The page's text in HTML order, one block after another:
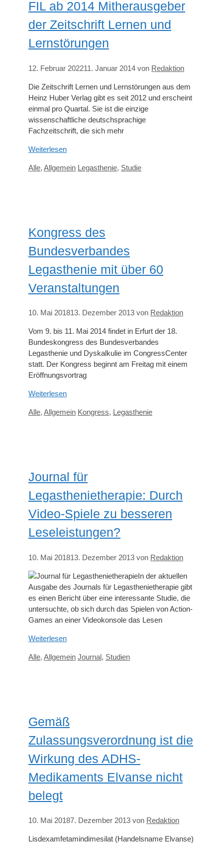
FIL ab 2014 Mitherausgeber
der Zeitschrift Lernen und
Lernstörungen
12. Februar 202211. Januar 2014 von Redaktion
Die Zeitschrift Lernen und Lernstörungen aus dem
Heinz Huber Verlag gibt es seit 2012 und erscheint
einmal pro Quartal. Sie ist die einzige
wissenschaftliche deutschsprachige
Fachzeitschrift, die sich mehr
Weiterlesen
Kategorien
Alle, Allgemein Schlagwörter
Legasthenie, Studie
Kongress des
Bundesverbandes
Legasthenie mit über 60
Veranstaltungen
10. Mai 201813. Dezember 2013 von Redaktion
Vom 9. bis 11. Mai 2014 findet in Erfurt der 18.
Bundeskongress des Bundesverbandes
Legasthenie und Dyskalkulie im CongressCenter
statt. Der Kongress beginnt am Freitag mit einem
Eröffnungsvortrag
Weiterlesen
Kategorien
Alle, Allgemein Schlagwörter
Kongress, Legasthenie
Journal für
Legasthenietherapie: Durch
Video-Spiele zu besseren
Leseleistungen?
10. Mai 201813. Dezember 2013 von Redaktion
In der aktuellen
Ausgabe des Journals für Legasthenietherapie gibt
es einen Bericht über eine interessante Studie, die
untersuchte, ob sich durch das Spielen von Action-
Games an einer Videokonsole das Lesen
Weiterlesen
Kategorien
Alle, Allgemein Schlagwörter
Journal, Studien
Gemäß
Zulassungsverordnung ist die
Wirkung des ADHS-
Medikaments Elvanse nicht
belegt
10. Mai 20187. Dezember 2013 von Redaktion
Lisdexamfetamindimesilat (Handelsname Elvanse)